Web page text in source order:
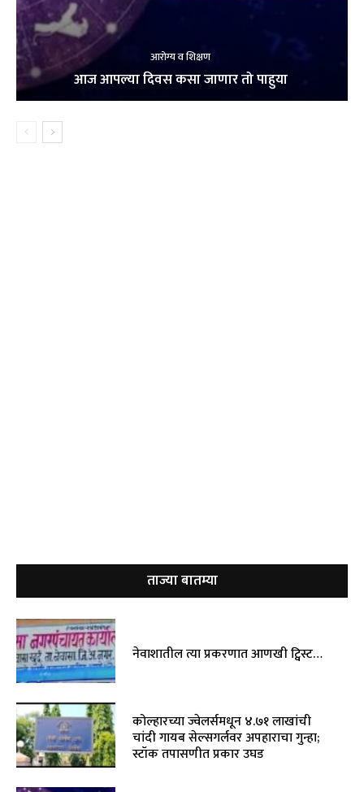
आरोग्य व शिक्षण
आज आपल्या दिवस कसा जाणार तो पाहुया
ताज्या बातम्या
नेवाशातील त्या प्रकरणात आणखी ट्विस्ट…
कोल्हारच्या ज्वेलर्समधून ४.७१ लाखांची
चांदी गायब सेल्सगर्लवर अपहाराचा गुन्हा;
स्टॉक तपासणीत प्रकार उघड